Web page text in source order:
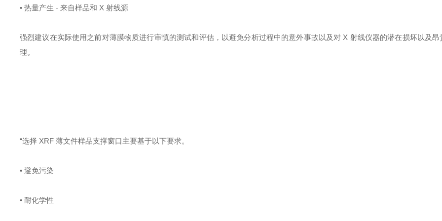
• 热量产生 - 来自样品和 X 射线源
强烈建议在实际使用之前对薄膜物质进行审慎的测试和评估，以避免分析过程中的意外事故以及对 X 射线仪器的潜在损坏以及昂
理。
“选择 XRF 薄文件样品支撑窗口主要基于以下要求。
• 避免污染
• 耐化学性